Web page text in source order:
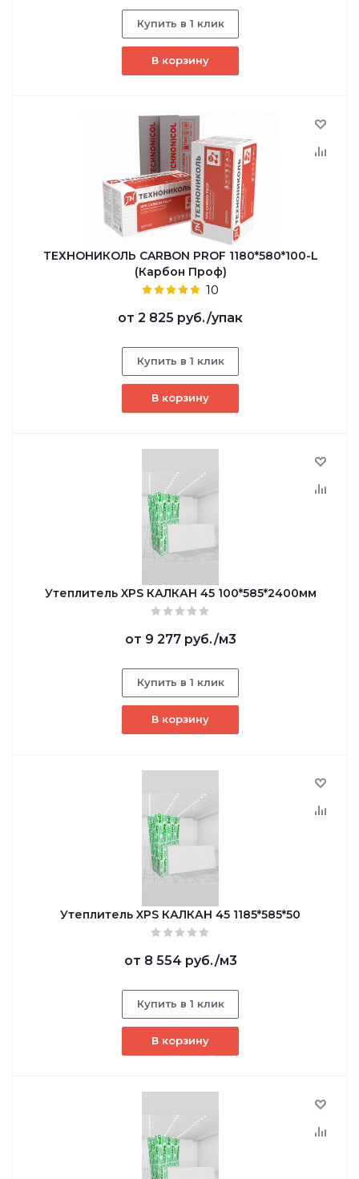
Купить в 1 клик
В корзину
ТЕХНОНИКОЛЬ CARBON PROF 1180*580*100-L
(Карбон Проф)
10
от 2 825 руб./упак
Купить в 1 клик
В корзину
Утеплитель XPS КАЛКАН 45 100*585*2400мм
от 9 277 руб./м3
Купить в 1 клик
В корзину
Утеплитель XPS КАЛКАН 45 1185*585*50
от 8 554 руб./м3
Купить в 1 клик
В корзину